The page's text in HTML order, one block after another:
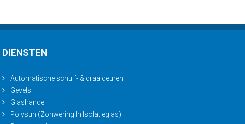
DIENSTEN
Automatische schuif- & draaideuren
Gevels
Glashandel
Polysun (Zonwering In Isolatieglas)